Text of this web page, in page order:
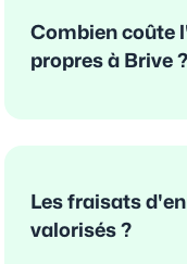
Combien coûte
propres à Brive ?
Les fraisats
valorisés ?